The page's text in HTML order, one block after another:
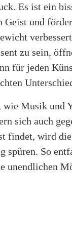
Es ist ein
Geist und
zu sein,
für jeden
wie Musik und
sich auch
findet, wird
spüren. So
unendlichen